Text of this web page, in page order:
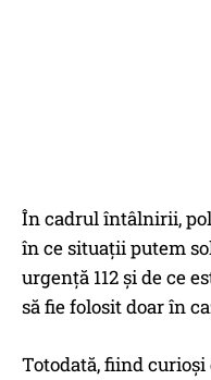
În cadrul întâlnirii,
în ce situații putem
urgență 112 și de ce
să fie folosit doar în
Totodată, fiind